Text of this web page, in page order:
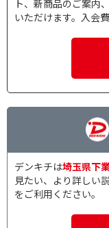
ト、新商品のご案内
いただけます。入会
デンキチは埼玉県下
見たい、より詳しい
をご利用ください。